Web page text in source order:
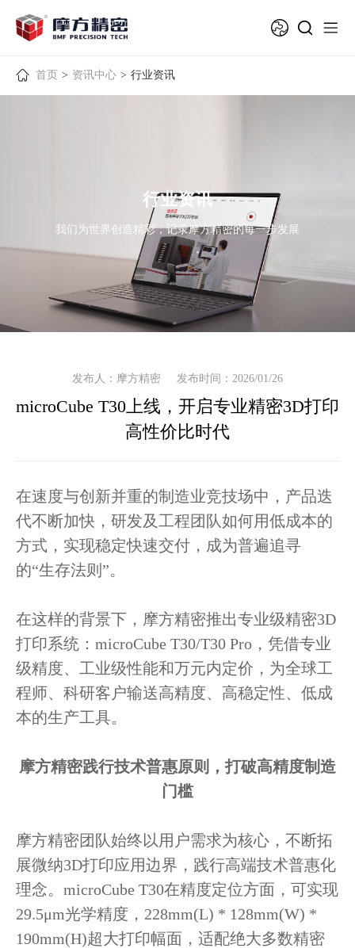
首页 > 资讯中心 > 行业资讯
行业资讯
我们为世界创造精彩，记录摩方精密的每一步发展
发布人：摩方精密 发布时间：2026/01/26
microCube T30上线，开启专业精密3D打印
高性价比时代
在速度与创新并重的制造业竞技场中，产品迭
代不断加快，研发及工程团队如何用低成本的
方式，实现稳定快速交付，成为普遍追寻
的“生存法则”。
在这样的背景下，摩方精密推出专业级精密3D
打印系统：microCube T30/T30 Pro，凭借专业
级精度、工业级性能和万元内定价，为全球工
程师、科研客户输送高精度、高稳定性、低成
本的生产工具。
摩方精密践行技术普惠原则，打破高精度制造
门槛
摩方精密团队始终以用户需求为核心，不断拓
展微纳3D打印应用边界，践行高端技术普惠化
理念。microCube T30在精度定位方面，可实现
29.5μm光学精度，228mm(L) * 128mm(W) *
190mm(H)超大打印幅面，适配绝大多数精密